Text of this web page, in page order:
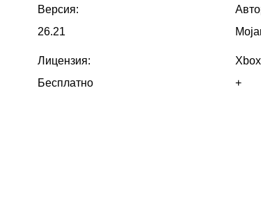
в аккаунте Xbox вызывало
и устранена в этой сборке.
26.21 / 1.26.21 экран социального взаимодействия и
Версия:
26.21
Лицензия:
Бесплатно
+